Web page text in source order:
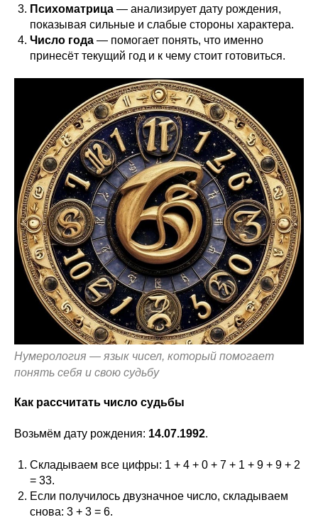
Психоматрица — анализирует дату рождения,
показывая сильные и слабые стороны характера.
Число года — помогает понять, что именно
принесёт текущий год и к чему стоит готовиться.
Нумерология — язык чисел, который помогает
понять себя и свою судьбу
Как рассчитать число судьбы
Возьмём дату рождения: 14.07.1992.
Складываем все цифры: 1 + 4 + 0 + 7 + 1 + 9 + 9 + 2
= 33.
Если получилось двузначное число, складываем
снова: 3 + 3 = 6.